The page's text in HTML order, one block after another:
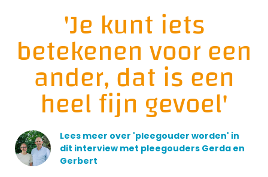
'Je kunt iets
betekenen voor een
ander, dat is een
heel fijn gevoel'
Lees meer over 'pleegouder worden' in
dit interview met pleegouders Gerda en
Gerbert